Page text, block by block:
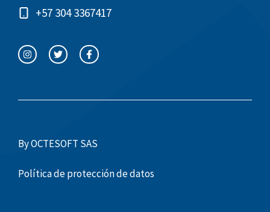
+57 304 3367417
By OCTESOFT SAS
Política de protección de datos